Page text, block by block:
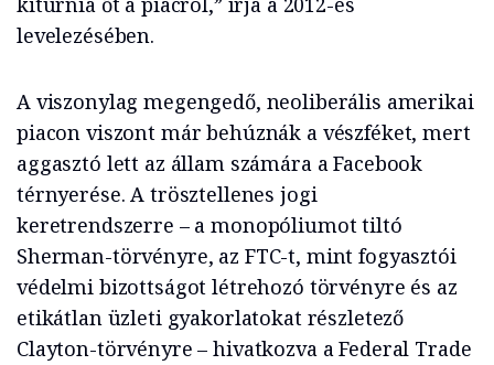
levelezésében.
A viszonylag megengedő, neoliberális amerikai
piacon viszont már behúznák a vészféket, mert
aggasztó lett az állam számára a Facebook
térnyerése. A trösztellenes jogi
keretrendszerre – a monopóliumot tiltó
Sherman-törvényre, az FTC-t, mint fogyasztói
védelmi bizottságot létrehozó törvényre és az
etikátlan üzleti gyakorlatokat részletező
Clayton-törvényre – hivatkozva a Federal Trade